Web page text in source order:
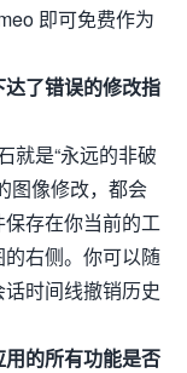
即可免费作为
了错误的修改指
就是“永远的非破
图像修改，都会
存在你当前的工
右侧。你可以随
时间线撤销历史
的所有功能是否